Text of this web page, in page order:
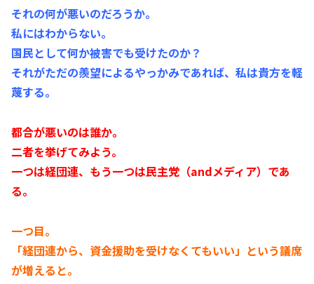
それの何が悪いのだろうか。
私にはわからない。
国民として何か被害でも受けたのか？
それがただの羨望によるやっかみであれば、私は貴方を軽
蔑する。
都合が悪いのは誰か。
二者を挙げてみよう。
一つは経団連、もう一つは民主党（andメディア）であ
る。
一つ目。
「経団連から、資金援助を受けなくてもいい」という議席
が増えると。